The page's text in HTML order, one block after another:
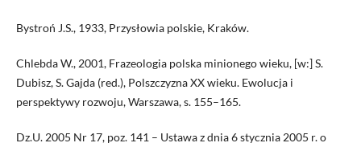
Bystroń J.S., 1933, Przysłowia polskie, Kraków.
Chlebda W., 2001, Frazeologia polska minionego wieku, [w:] S.
Dubisz, S. Gajda (red.), Polszczyzna XX wieku. Ewolucja i
perspektywy rozwoju, Warszawa, s. 155–165.
Dz.U. 2005 Nr 17, poz. 141 – Ustawa z dnia 6 stycznia 2005 r. o